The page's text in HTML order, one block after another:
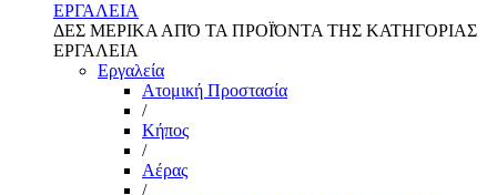
ΕΡΓΑΛΕΙΑ
ΔΕΣ ΜΕΡΙΚΑ ΑΠΌ ΤΑ ΠΡΟΪΌΝΤΑ ΤΗΣ ΚΑΤΗΓΟΡΙΑΣ
ΕΡΓΑΛΕΙΑ
Εργαλεία
Aτομική Προστασία
/
Kήπος
/
Αέρας
/